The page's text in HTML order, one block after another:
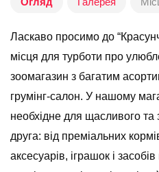
Ласкаво просимо до
місця для турботи про
зоомагазин з багатим
грумінг-салон. У нашому
необхідне для щасливого
друга: від преміальних
аксесуарів, іграшок і